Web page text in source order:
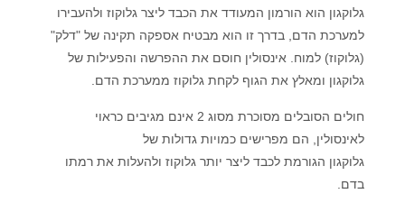
גלוקגון הוא הורמון המעודד את הכבד ליצר גלוקוז ולהעבירו
למערכת הדם, בדרך זו הוא מבטיח אספקה תקינה של "דלק"
(גלוקוז) למוח. אינסולין חוסם את ההפרשה והפעילות של
גלוקגון ומאלץ את הגוף לקחת גלוקוז ממערכת הדם.
חולים הסובלים מסוכרת מסוג 2 אינם מגיבים כראוי
לאינסולין, הם מפרישים כמויות גדולות של
גלוקגון הגורמת לכבד ליצר יותר גלוקוז ולהעלות את רמתו
בדם.